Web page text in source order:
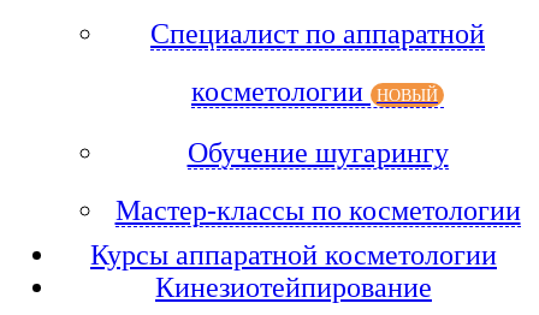
Специалист по аппаратной
косметологии
НОВЫЙ
Обучение шугарингу
Мастер-классы по косметологии
Курсы аппаратной косметологии
Кинезиотейпирование